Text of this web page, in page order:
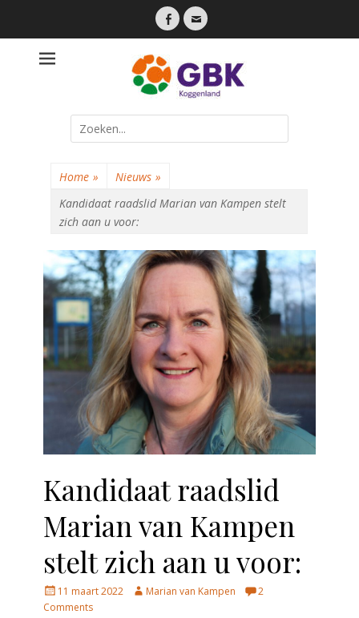
Facebook
Email
Gemeente
Belangen
Koggenland
Een lokale partij die dicht bij haar inwoners staat
Search
for:
Home » Nieuws »
Kandidaat raadslid Marian van Kampen stelt
zich aan u voor:
Kandidaat raadslid
Marian van Kampen
stelt zich aan u voor:
Posted
on
11 maart 2022 AuthorMarian van Kampen
2
Comments